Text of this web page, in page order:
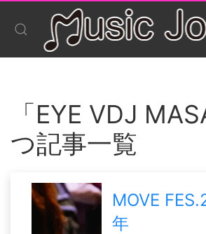
「EYE VDJ
つ記事一覧
MOVE
年